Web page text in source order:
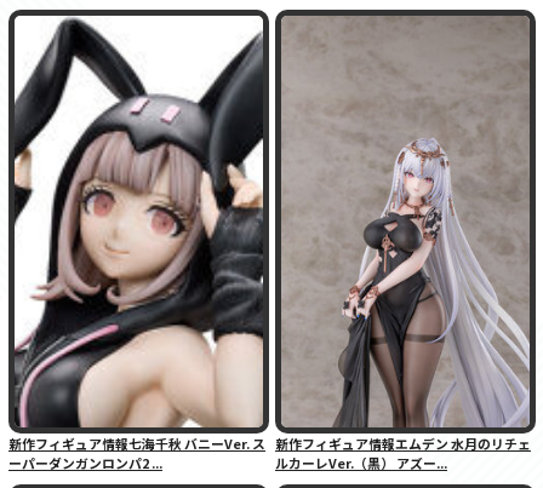
新作フィギュア情報七海千秋 バニーVer. ス
ーパーダンガンロンパ2 ...
新作フィギュア情報エムデン 水月のリチェ
ルカーレVer.（黒） アズー...